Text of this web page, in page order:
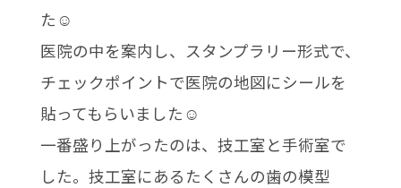
た☺
医院の中を案内し、スタンプラリー形式で、
チェックポイントで医院の地図にシールを
貼ってもらいました☺
一番盛り上がったのは、技工室と手術室で
した。技工室にあるたくさんの歯の模型